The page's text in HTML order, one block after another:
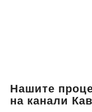
Нашите
на канали